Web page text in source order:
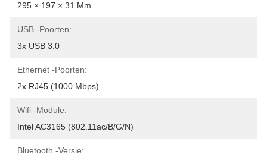
295 × 197 × 31 Mm
USB -poorten:
3x USB 3.0
Ethernet -poorten:
2x RJ45 (1000 Mbps)
Wifi -module:
Intel AC3165 (802.11ac/b/g/n)
Bluetooth -versie: